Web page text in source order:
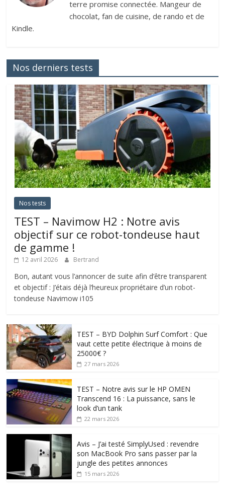
terre promise connectée. Mangeur de
chocolat, fan de cuisine, de rando et de
Kindle.
Nos derniers tests
Nos tests
TEST – Navimow H2 : Notre avis
objectif sur ce robot-tondeuse haut
de gamme !
12 avril 2026 Bertrand
Bon, autant vous l’annoncer de suite afin d’être transparent
et objectif : J’étais déjà l’heureux propriétaire d’un robot-
tondeuse Navimow i105
TEST – BYD Dolphin Surf Comfort : Que
vaut cette petite électrique à moins de
25000€ ?
27 mars 2026
TEST – Notre avis sur le HP OMEN
Transcend 16 : La puissance, sans le
look d’un tank
22 mars 2026
Avis – J’ai testé SimplyUsed : revendre
son MacBook Pro sans passer par la
jungle des petites annonces
15 mars 2026